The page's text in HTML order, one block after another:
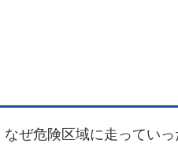
ぜ危険区域に走っていっ